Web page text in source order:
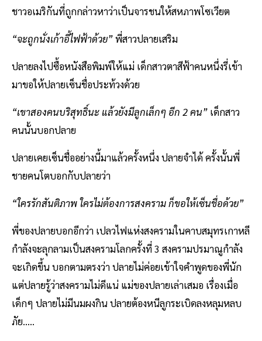
ชาวอเมริกันที่ถูกกล่าวหาว่าเป็นจารชนให้สหภาพโซเวียต
“จะถูกนั่งเก้าอี้ไฟฟ้าด้วย”พี่สาวปลายเสริม
ปลายลงไปซื้อหนังสือพิมพ์ให้แม่ เด็กสาวตาสีฟ้าคนหนึ่งรี่เข้า
มาขอให้ปลายเซ็นชื่อประท้วงด้วย
“เขาสองคนบริสุทธิ์นะ แล้วยังมีลูกเล็กๆ อีก 2 คน” เด็กสาว
คนนั้นบอกปลาย
ปลายเคยเซ็นชื่ออย่างนี้มาแล้วครั้งหนึ่ง ปลายจำได้ ครั้งนั้นพี่
ชายคนโตบอกกับปลายว่า
“ใครรักสันติภาพ ใครไม่ต้องการสงคราม ก็ขอให้เซ็นชื่อด้วย”
พี่ของปลายบอกอีกว่า เปลวไฟแห่งสงครามในคาบสมุทรเกาหลี
กำลังจะลุกลามเป็นสงครามโลกครั้งที่ 3 สงครามปรมาณูกำลัง
จะเกิดขึ้น บอกตามตรงว่า ปลายไม่ค่อยเข้าใจคำพูดของพี่นัก
แต่ปลายรู้ว่าสงครามไม่ดีแน่ แม่ของปลายเล่าเสมอ เรื่องเมื่อ
เด็กๆ ปลายไม่มีนมผงกิน ปลายต้องหนีลูกระเบิดลงหลุมหลบ
ภัย.....